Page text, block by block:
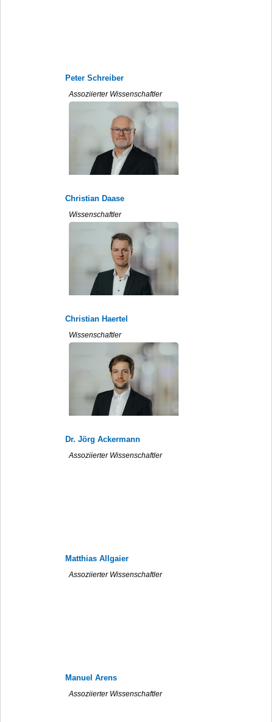
Peter Schreiber
Assoziierter Wissenschaftler
Christian Daase
Wissenschaftler
Christian Haertel
Wissenschaftler
Dr. Jörg Ackermann
Assoziierter Wissenschaftler
Matthias Allgaier
Assoziierter Wissenschaftler
Manuel Arens
Assoziierter Wissenschaftler